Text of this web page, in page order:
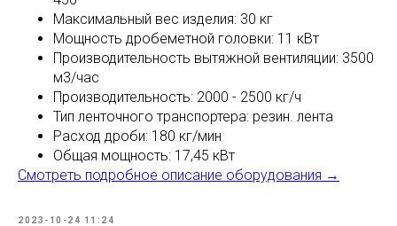
Максимальный вес изделия: 30 кг
Мощность дробеметной головки: 11 кВт
Производительность вытяжной вентиляции: 3500
м3/час
Производительность: 2000 - 2500 кг/ч
Тип ленточного транспортера: резин. лента
Расход дроби: 180 кг/мин
Общая мощность: 17,45 кВт
Смотреть подробное описание оборудования →
2023-10-24 11:24